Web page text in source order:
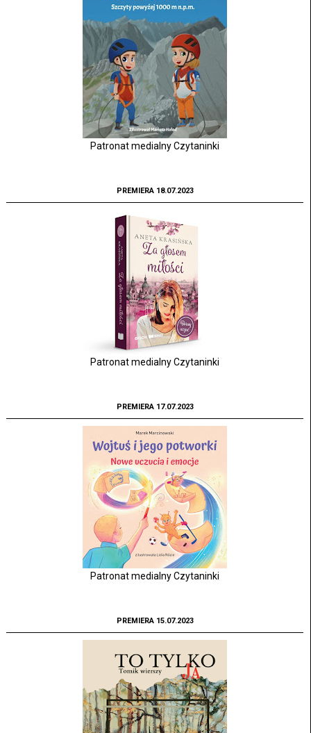
Patronat medialny Czytaninki
PREMIERA 18.07.2023
Patronat medialny Czytaninki
PREMIERA 17.07.2023
Patronat medialny Czytaninki
PREMIERA 15.07.2023